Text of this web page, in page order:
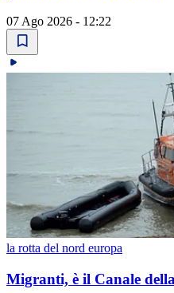
07 Ago 2026 - 12:22
la rotta del nord europa
Migranti, è il Canale